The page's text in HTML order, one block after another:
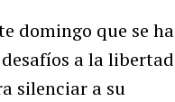
domingo que se ha
a la libertad
silenciar a su